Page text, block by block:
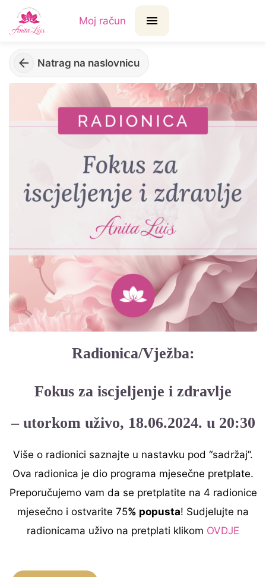
Moj račun
Natrag na naslovnicu
Radionica/Vježba:
Fokus za iscjeljenje i zdravlje
– utorkom uživo, 18.06.2024. u 20:30
Više o radionici saznajte u nastavku pod “sadržaj”.
Ova radionica je dio programa mjesečne pretplate.
Preporučujemo vam da se pretplatite na 4 radionice
mjesečno i ostvarite 75% popusta! Sudjelujte na
radionicama uživo na pretplati klikom OVDJE